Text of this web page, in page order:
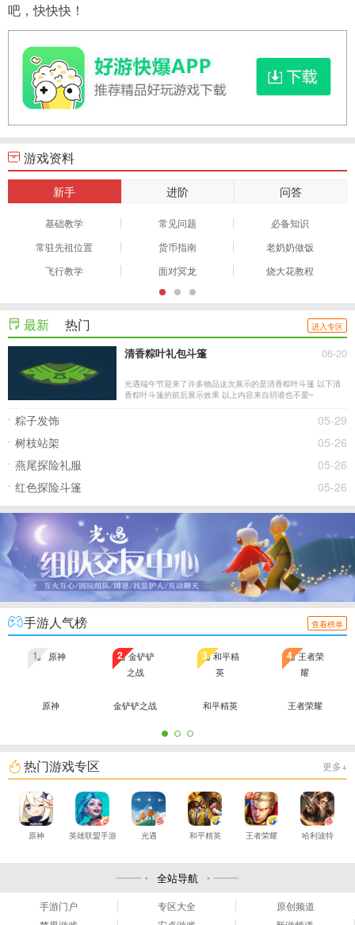
吧，快快快！
游戏资料
新手 进阶 问答
基础教学 常见问题
必备知识
常驻先祖位置
货币指南
老奶奶做饭
飞行教学
面对冥龙 烧大花教程
最新 热门 进入专区
清香粽叶礼包斗篷 06-20
光遇端午节迎来了许多物品这次展示的是清香粽叶斗篷 以下清
香粽叶斗篷的前后展示效果 以上内容来自玥谁也不爱~
05-29
粽子发饰
05-26
树枝站架
05-26
燕尾探险礼服
05-26
红色探险斗篷
手游人气榜 查看榜单
原神
1
金铲铲之战
2
和平精英
3
王者荣耀
4
热门游戏专区 更多+
原神 英雄联盟手游 光遇 和平精英 王者荣耀 哈利波特
全站导航
手游门户 专区大全
原创频道